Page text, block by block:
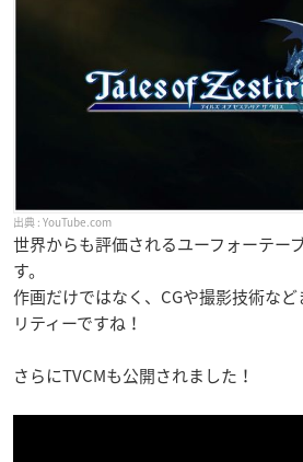
YouTube.com
世界からも評価されるユーフォーテー
す。
作画だけではなく、CGや撮影技術な
リティーですね！
さらにTVCMも公開されました！